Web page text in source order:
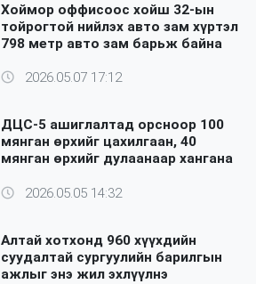
Хоймор оффисоос хойш 32-ын
тойрогтой нийлэх авто зам хүртэл
798 метр авто зам барьж байна
2026.05.07 17:12
ДЦС-5 ашиглалтад орсноор 100
мянган өрхийг цахилгаан, 40
мянган өрхийг дулаанаар хангана
2026.05.05 14:32
Алтай хотхонд 960 хүүхдийн
суудалтай сургуулийн барилгын
ажлыг энэ жил эхлүүлнэ